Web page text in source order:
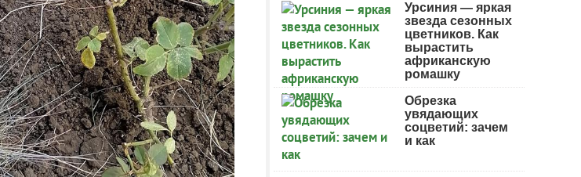
Урсиния — яркая
звезда сезонных
цветников. Как
вырастить
африканскую
ромашку
Обрезка
увядающих
соцветий: зачем
и как